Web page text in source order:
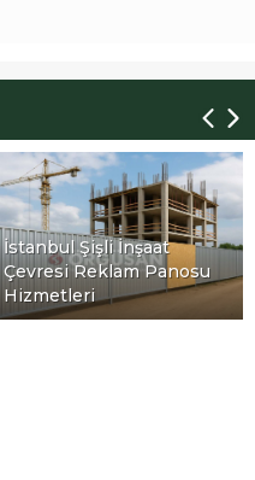
İstanbul Şişli İnşaat
Çevresi Reklam Panosu
Hizmetleri